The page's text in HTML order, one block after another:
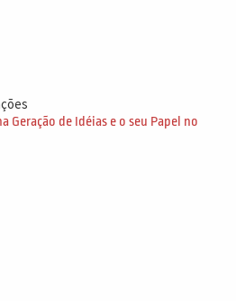
Geração de Idéias e o seu Papel no